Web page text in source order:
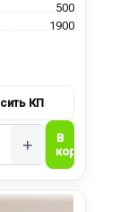
500
1900
+